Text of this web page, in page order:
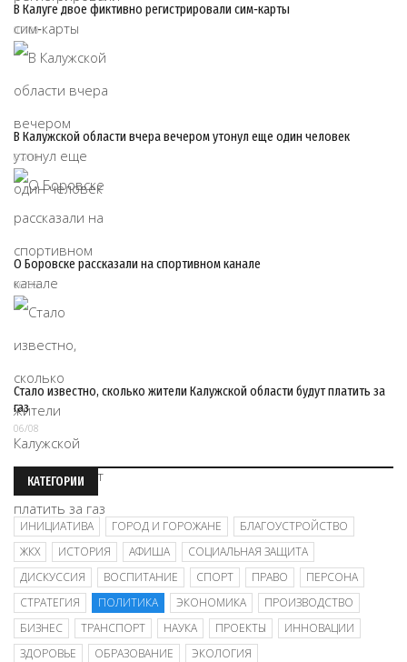
В Калуге двое фиктивно регистрировали сим‑карты
07/08
В Калужской области вчера вечером утонул еще один человек
07/08
О Боровске рассказали на спортивном канале
06/08
Стало известно, сколько жители Калужской области будут платить за
газ
06/08
КАТЕГОРИИ
ИНИЦИАТИВА ГОРОД И ГОРОЖАНЕ
БЛАГОУСТРОЙСТВО
ЖКХ
ИСТОРИЯ АФИША
СОЦИАЛЬНАЯ ЗАЩИТА
ДИСКУССИЯ
ВОСПИТАНИЕ СПОРТ ПРАВО
ПЕРСОНА
СТРАТЕГИЯ
ПОЛИТИКА ЭКОНОМИКА
ПРОИЗВОДСТВО
БИЗНЕС
ТРАНСПОРТ НАУКА ПРОЕКТЫ
ИННОВАЦИИ
ЗДОРОВЬЕ
ОБРАЗОВАНИЕ ЭКОЛОГИЯ